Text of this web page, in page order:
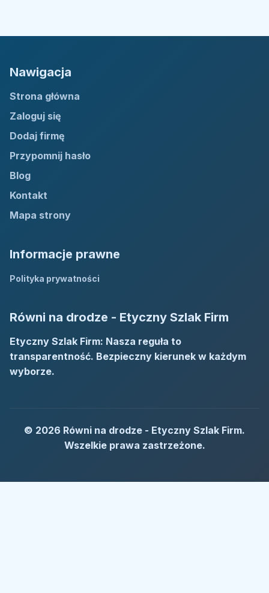
Nawigacja
Strona główna
Zaloguj się
Dodaj firmę
Przypomnij hasło
Blog
Kontakt
Mapa strony
Informacje prawne
Polityka prywatności
Równi na drodze - Etyczny Szlak Firm
Etyczny Szlak Firm: Nasza reguła to
transparentność. Bezpieczny kierunek w każdym
wyborze.
© 2026 Równi na drodze - Etyczny Szlak Firm.
Wszelkie prawa zastrzeżone.